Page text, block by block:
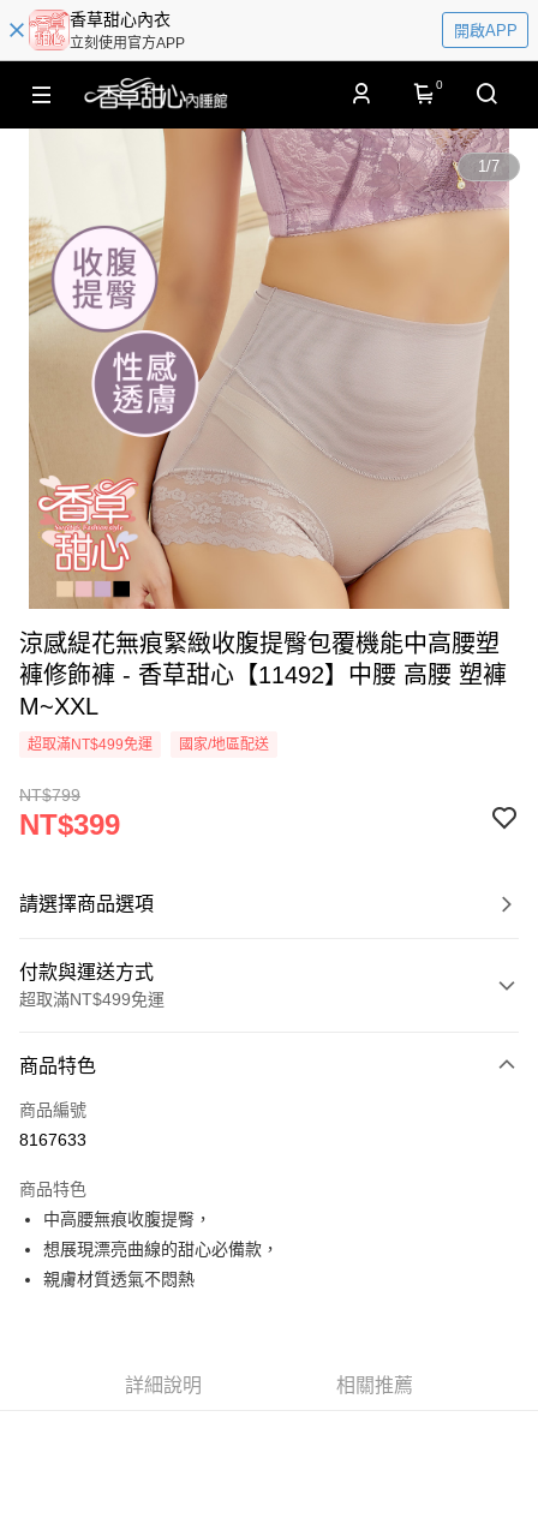
香草甜心內衣
立刻使用官方APP
開啟APP
0
1/7
涼感緹花無痕緊緻收腹提臀包覆機能中高腰塑
褲修飾褲 - 香草甜心【11492】中腰 高腰 塑褲
M~XXL
超取滿NT$499免運 國家/地區配送
NT$799
NT$399
請選擇商品選項
付款與運送方式
超取滿NT$499免運
信用卡一次付款
超商取貨付款
Apple Pay
街口支付
AFTEE先享後付
商品特色
商品編號
8167633
商品特色
中高腰無痕收腹提臀，
想展現漂亮曲線的甜心必備款，
親膚材質透氣不悶熱
詳細說明 相關推薦